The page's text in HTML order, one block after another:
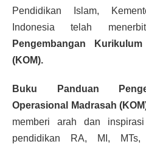
Pendidikan Islam,
Indonesia telah
Pengembangan
(KOM).
Buku Panduan
Operasional Madrasah
memberi arah dan
pendidikan RA, MI,